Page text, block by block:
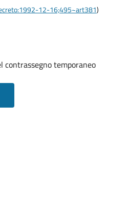
12-16;495~art381)
contrassegno temporaneo